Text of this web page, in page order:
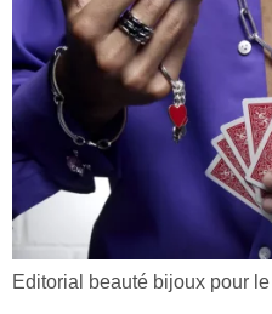
Editorial beauté bijoux pour